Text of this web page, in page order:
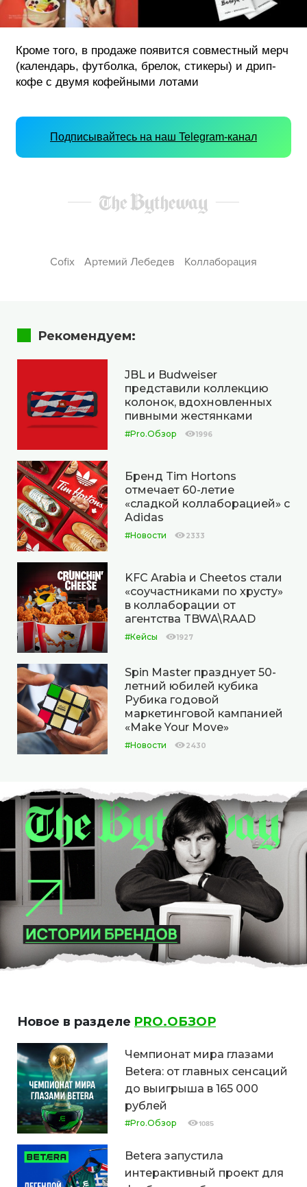
Кроме того, в продаже появится совместный мерч
(календарь, футболка, брелок, стикеры) и дрип-
кофе с двумя кофейными лотами
Подписывайтесь на наш Telegram-канал
Cofix Артемий Лебедев Коллаборация
Рекомендуем:
JBL и Budweiser
представили коллекцию
колонок, вдохновленных
пивными жестянками
#Pro.Обзор 1996
Бренд Tim Hortons
отмечает 60-летие
«сладкой коллаборацией» с
Adidas
#Новости 2333
KFC Arabia и Cheetos стали
«соучастниками по хрусту»
в коллаборации от
агентства TBWA\RAAD
#Кейсы 1927
Spin Master празднует 50-
летний юбилей кубика
Рубика годовой
маркетинговой кампанией
«Make Your Move»
#Новости 2430
Новое в разделе PRO.ОБЗОР
Чемпионат мира глазами
Betera: от главных сенсаций
до выигрыша в 165 000
рублей
#Pro.Обзор 1085
Betera запустила
интерактивный проект для